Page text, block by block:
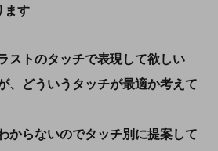
ます
ストのタッチで表現して欲しい
、どういうタッチが最適か考えて
からないのでタッチ別に提案して